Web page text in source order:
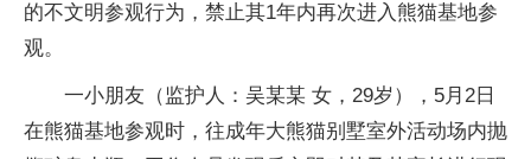
的不文明参观行为，禁止其1年内再次进入熊猫基地参
观。
一小朋友（监护人：吴某某 女，29岁），5月2日
在熊猫基地参观时，往成年大熊猫别墅室外活动场内抛